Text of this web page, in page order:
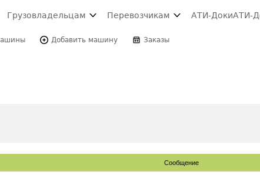
Грузовладельцам Перевозчикам АТИ-ДокиАТИ-
Добавить машину Заказы
Сообщение